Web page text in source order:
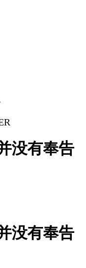
没有奉告
没有奉告